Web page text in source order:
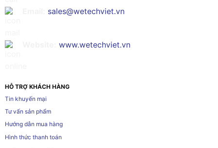
sales@wetechviet.vn
www.wetechviet.vn
HỖ TRỢ KHÁCH HÀNG
Tin khuyến mại
Tư vấn sản phẩm
Hướng dẫn mua hàng
Hình thức thanh toán